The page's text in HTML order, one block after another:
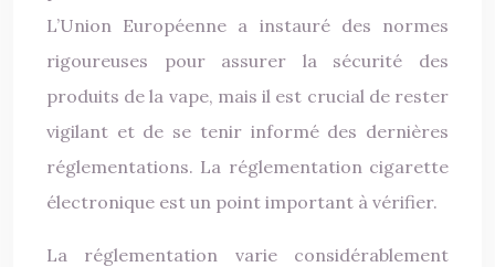
L’Union Européenne a instauré des normes
rigoureuses pour assurer la sécurité des
produits de la vape, mais il est crucial de rester
vigilant et de se tenir informé des dernières
réglementations. La réglementation cigarette
électronique est un point important à vérifier.
La réglementation varie considérablement